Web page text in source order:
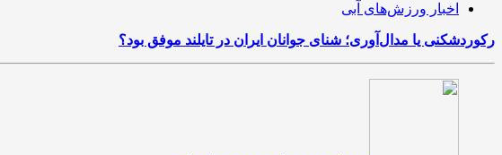
اخبار ورزش‌های آبی
رکوردشکنی یا مدال‌آوری؛ شنای جوانان ایران در تایلند موفق بود؟